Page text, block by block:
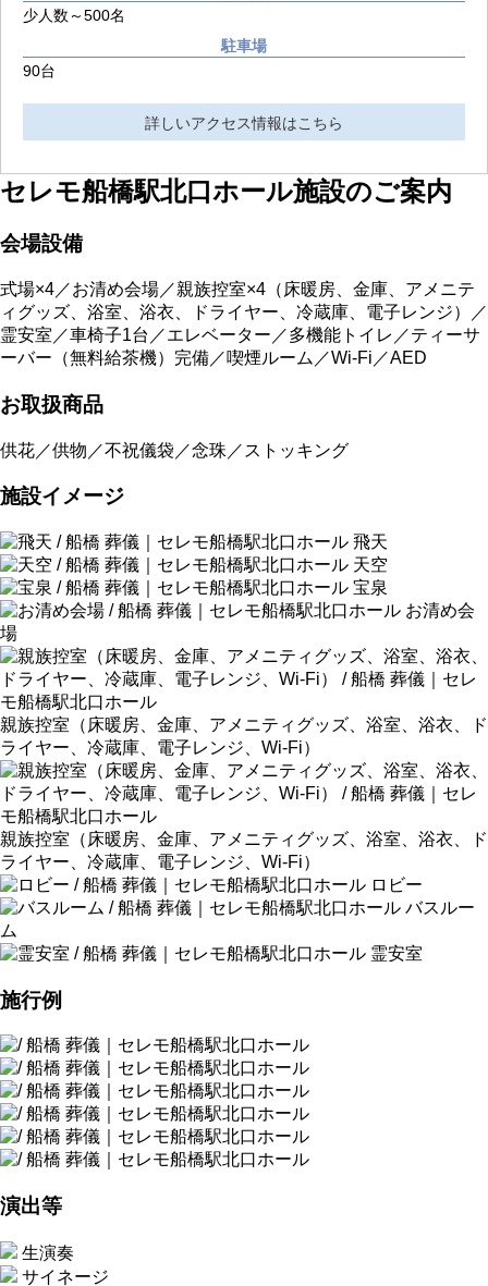
少人数～500名
駐車場
90台
詳しいアクセス情報はこちら
セレモ船橋駅北口ホール施設のご案内
会場設備
式場×4／お清め会場／親族控室×4（床暖房、金庫、アメニテ
ィグッズ、浴室、浴衣、ドライヤー、冷蔵庫、電子レンジ）／
霊安室／車椅子1台／エレベーター／多機能トイレ／ティーサ
ーバー（無料給茶機）完備／喫煙ルーム／Wi-Fi／AED
お取扱商品
供花／供物／不祝儀袋／念珠／ストッキング
施設イメージ
飛天
天空
宝泉
お清め会
場
親族控室（床暖房、金庫、アメニティグッズ、浴室、浴衣、ド
ライヤー、冷蔵庫、電子レンジ、Wi-Fi）
親族控室（床暖房、金庫、アメニティグッズ、浴室、浴衣、ド
ライヤー、冷蔵庫、電子レンジ、Wi-Fi）
ロビー
バスルー
ム
霊安室
施行例
演出等
生演奏
サイネージ